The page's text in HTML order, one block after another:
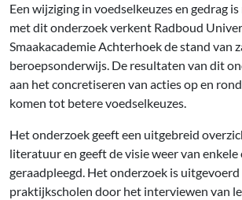
Een wijziging in voedselkeuzes en gedrag
met dit onderzoek verkent Radboud
Smaakacademie Achterhoek de stand van
beroepsonderwijs. De resultaten van dit
aan het concretiseren van acties op en
komen tot betere voedselkeuzes.
Het onderzoek geeft een uitgebreid
literatuur en geeft de visie weer van enkele
geraadpleegd. Het onderzoek is
praktijkscholen door het interviewen van